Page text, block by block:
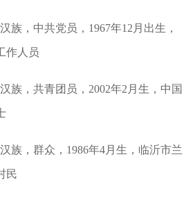
族，中共党员，1967年12月出生，
作人员
族，共青团员，2002年2月生，中国
族，群众，1986年4月生，临沂市兰
民